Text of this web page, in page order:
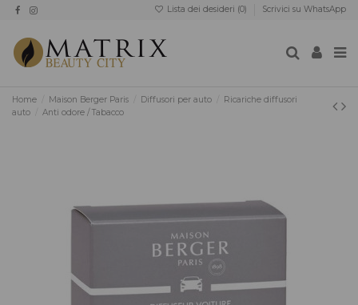
Lista dei desideri (0) Scrivici su WhatsApp
Home Maison Berger Paris Diffusori per auto
Ricariche diffusori
auto
Anti odore / Tabacco